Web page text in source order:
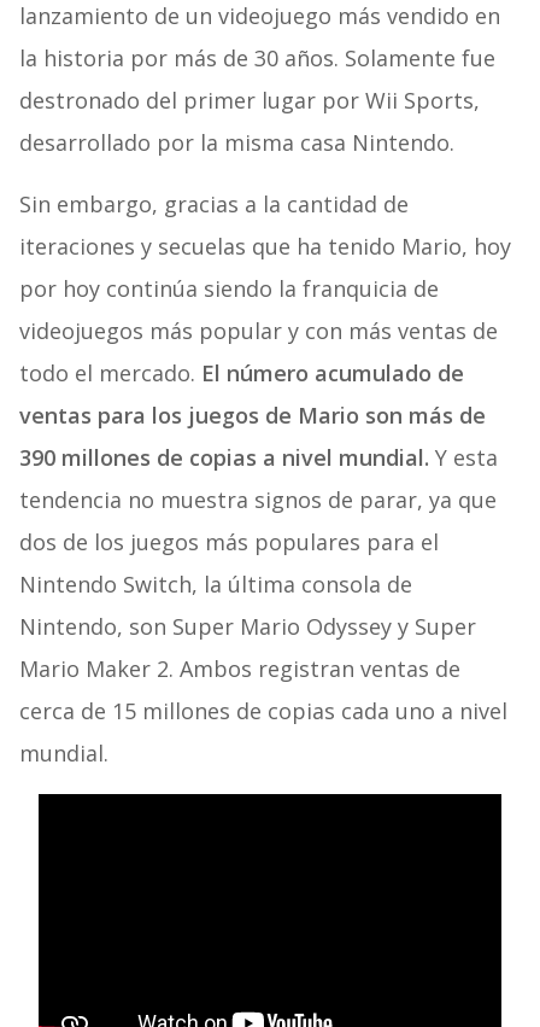
lanzamiento de un videojuego más vendido en
la historia por más de 30 años. Solamente fue
destronado del primer lugar por Wii Sports,
desarrollado por la misma casa Nintendo.
Sin embargo, gracias a la cantidad de
iteraciones y secuelas que ha tenido Mario, hoy
por hoy continúa siendo la franquicia de
videojuegos más popular y con más ventas de
todo el mercado. El número acumulado de
ventas para los juegos de Mario son más de
390 millones de copias a nivel mundial. Y esta
tendencia no muestra signos de parar, ya que
dos de los juegos más populares para el
Nintendo Switch, la última consola de
Nintendo, son Super Mario Odyssey y Super
Mario Maker 2. Ambos registran ventas de
cerca de 15 millones de copias cada uno a nivel
mundial.